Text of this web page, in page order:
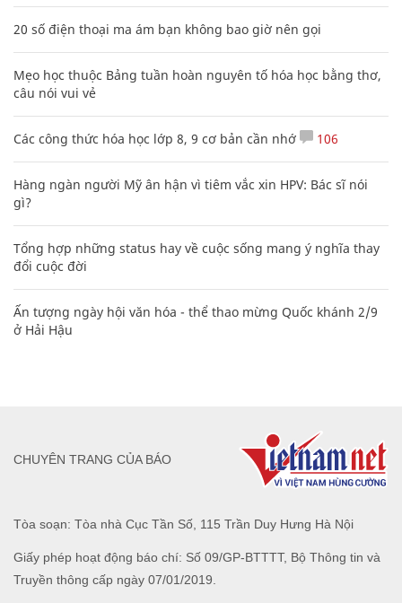
20 số điện thoại ma ám bạn không bao giờ nên gọi
Mẹo học thuộc Bảng tuần hoàn nguyên tố hóa học bằng thơ,
câu nói vui vẻ
Các công thức hóa học lớp 8, 9 cơ bản cần nhớ 106
Hàng ngàn người Mỹ ân hận vì tiêm vắc xin HPV: Bác sĩ nói
gì?
Tổng hợp những status hay về cuộc sống mang ý nghĩa thay
đổi cuộc đời
Ấn tượng ngày hội văn hóa - thể thao mừng Quốc khánh 2/9
ở Hải Hậu
Tòa soạn: Tòa nhà Cục Tần Số, 115 Trần Duy Hưng Hà Nội
Giấy phép hoạt động báo chí: Số 09/GP-BTTTT, Bộ Thông tin và
Truyền thông cấp ngày 07/01/2019.
CHUYÊN TRANG CỦA BÁO